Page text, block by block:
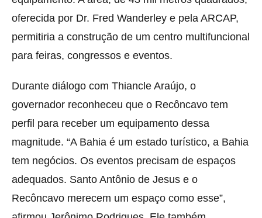
oferecida por Dr. Fred Wanderley e pela ARCAP,
permitiria a construção de um centro multifuncional
para feiras, congressos e eventos.
Durante diálogo com Thiancle Araújo, o
governador reconheceu que o Recôncavo tem
perfil para receber um equipamento dessa
magnitude. “A Bahia é um estado turístico, a Bahia
tem negócios. Os eventos precisam de espaços
adequados. Santo Antônio de Jesus e o
Recôncavo merecem um espaço como esse”,